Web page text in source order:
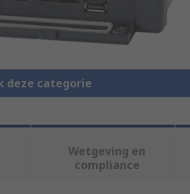
deze categorie
Wetgeving en
compliance